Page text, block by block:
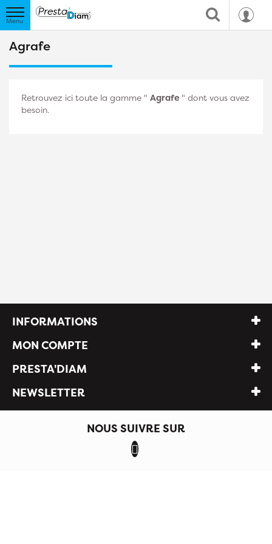
Agrafe
Retrouvez ici toute la gamme " Agrafe " dont vous avez
besoin.
INFORMATIONS
MON COMPTE
PRESTA'DIAM
NEWSLETTER
NOUS SUIVRE SUR